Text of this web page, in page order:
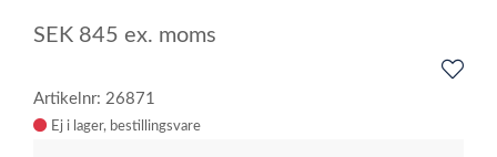
SEK 845 ex. moms
Artikelnr: 26871
Ej i lager